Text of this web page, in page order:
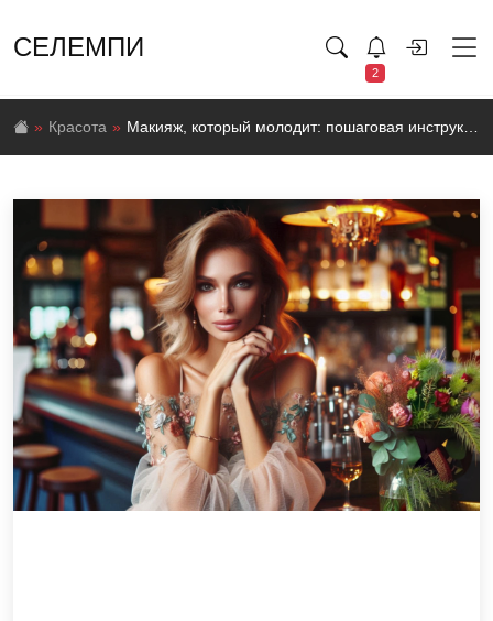
СЕЛЕМПИ
2
Красота Макияж, который молодит: пошаговая инструкция